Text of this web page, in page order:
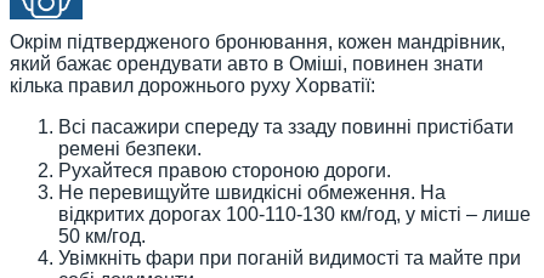
Окрім підтвердженого бронювання, кожен мандрівник,
який бажає орендувати авто в Оміші, повинен знати
кілька правил дорожнього руху Хорватії:
Всі пасажири спереду та ззаду повинні пристібати
ремені безпеки.
Рухайтеся правою стороною дороги.
Не перевищуйте швидкісні обмеження. На
відкритих дорогах 100-110-130 км/год, у місті – лише
50 км/год.
Увімкніть фари при поганій видимості та майте при